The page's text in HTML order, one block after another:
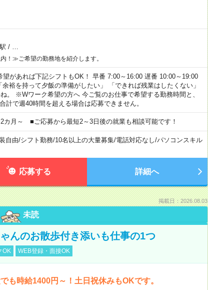
/
！≫ご希望の勤務地を紹介します。
があれば下記シフトもOK！ 早番 7:00～16:00 遅番 10:00～19:00
余裕を持って夕飯の準備がしたい」 「できれば残業はしたくない」
。 ※Wワーク希望の方へ 今ご覧のお仕事で希望する勤務時間と、
計で週40時間を超える場合は応募できません。
2カ月～ ■ご応募から最短2～3日後の就業も相談可能です！
自由/シフト勤務/10名以上の大量募集/電話対応なし/パソコンスキル
応募する 詳細へ
掲載日：2026.08.03
未読
んのお散歩付き添いも仕事の1つ
OK WEB登録・面接OK
時給1400円～！土日祝休みもOKです。